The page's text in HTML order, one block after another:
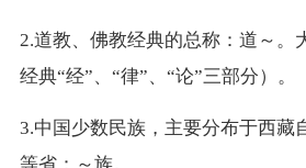
名
龙年起名
2.道教、佛教经典的总称：道～。
经典“经”、“律”、“论”三部分）。
3.中国少数民族，主要分布于西藏